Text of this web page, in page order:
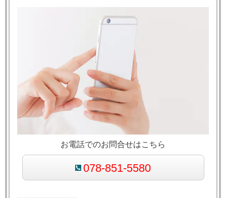
お電話でのお問合せはこちら
078-851-5580